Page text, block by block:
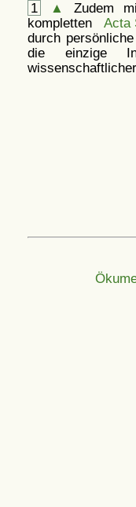
1 ▲
Zudem
kompletten Acta
durch
die einzige